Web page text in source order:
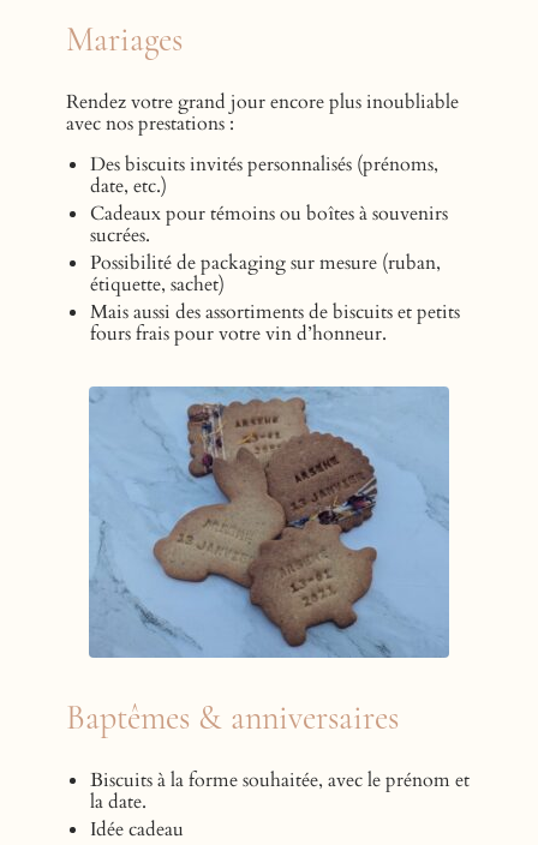
Mariages
Rendez votre grand jour encore plus inoubliable
avec nos prestations :
Des biscuits invités personnalisés (prénoms,
date, etc.)
Cadeaux pour témoins ou boîtes à souvenirs
sucrées.
Possibilité de packaging sur mesure (ruban,
étiquette, sachet)
Mais aussi des assortiments de biscuits et petits
fours frais pour votre vin d’honneur.
Baptêmes & anniversaires
Biscuits à la forme souhaitée, avec le prénom et
la date.
Idée cadeau